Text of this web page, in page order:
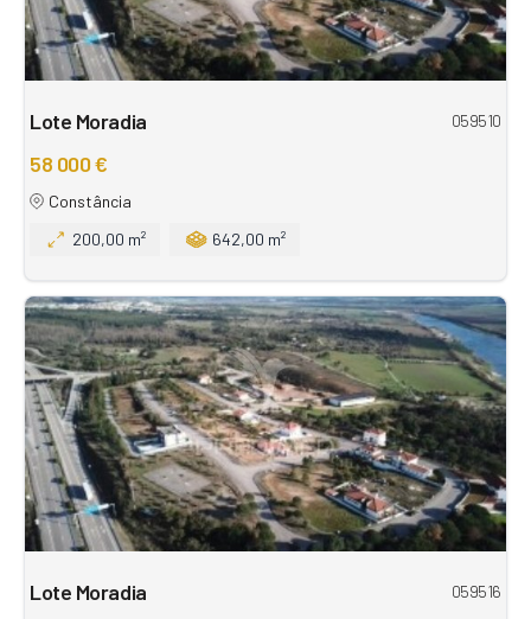
Lote Moradia 059510
58 000 €
Constância
200,00 m²
642,00 m²
Lote Moradia 059516